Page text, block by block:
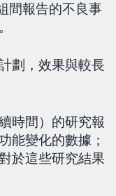
間報告的不良事
劃，效果與較長
時間）的研究報
能變化的數據；
於這些研究結果